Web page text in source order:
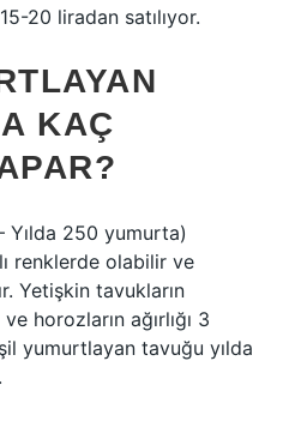
20 liradan satılıyor.
KAÇ
Yılda 250 yumurta)
renklerde olabilir ve
Yetişkin tavukların
horozların ağırlığı 3
yumurtlayan tavuğu yılda